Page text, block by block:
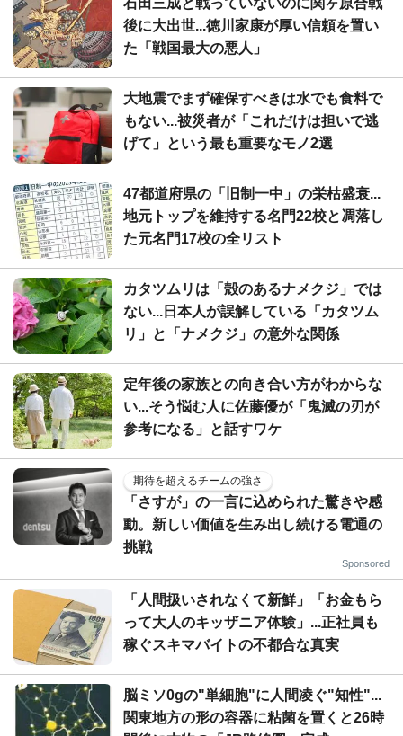
石田三成と戦っていないのに関ヶ原合戦
後に大出世...徳川家康が厚い信頼を置い
た「戦国最大の悪人」
大地震でまず確保すべきは水でも食料で
もない...被災者が「これだけは担いで逃
げて」という最も重要なモノ2選
47都道府県の「旧制一中」の栄枯盛衰...
地元トップを維持する名門22校と凋落し
た元名門17校の全リスト
カタツムリは「殻のあるナメクジ」では
ない...日本人が誤解している「カタツム
リ」と「ナメクジ」の意外な関係
定年後の家族との向き合い方がわからな
い...そう悩む人に佐藤優が「鬼滅の刃が
参考になる」と話すワケ
期待を超えるチームの強さ
「さすが」の一言に込められた驚きや感
動。新しい価値を生み出し続ける電通の
挑戦
Sponsored
「人間扱いされなくて新鮮」「お金もら
って大人のキッザニア体験」...正社員も
稼ぐスキマバイトの不都合な真実
脳ミソ0gの"単細胞"に人間凌ぐ"知性"...
関東地方の形の容器に粘菌を置くと26時